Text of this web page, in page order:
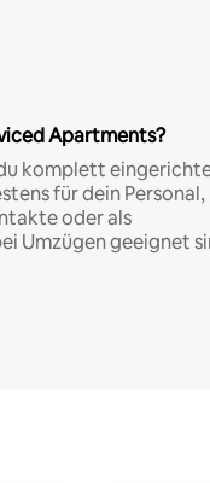
Apartments?
komplett
für dein Personal,
oder als
Umzügen geeignet